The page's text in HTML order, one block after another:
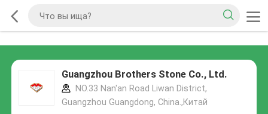
Guangzhou Brothers Stone Co., Ltd.
NO.33 Nan'an Road Liwan District,
Guangzhou Guangdong, China.,Китай